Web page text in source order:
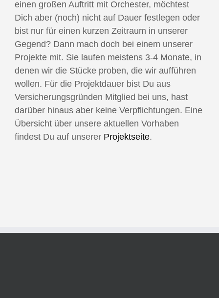
einen großen Auftritt mit Orchester, möchtest
Dich aber (noch) nicht auf Dauer festlegen oder
bist nur für einen kurzen Zeitraum in unserer
Gegend? Dann mach doch bei einem unserer
Projekte mit. Sie laufen meistens 3-4 Monate, in
denen wir die Stücke proben, die wir aufführen
wollen. Für die Projektdauer bist Du aus
Versicherungsgründen Mitglied bei uns, hast
darüber hinaus aber keine Verpflichtungen. Eine
Übersicht über unsere aktuellen Vorhaben
findest Du auf unserer Projektseite.